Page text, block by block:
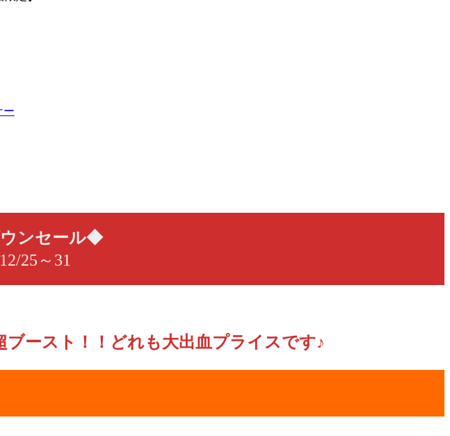
ー
ンセール◆
25～31
ースト！！どれも大出血プライスです♪